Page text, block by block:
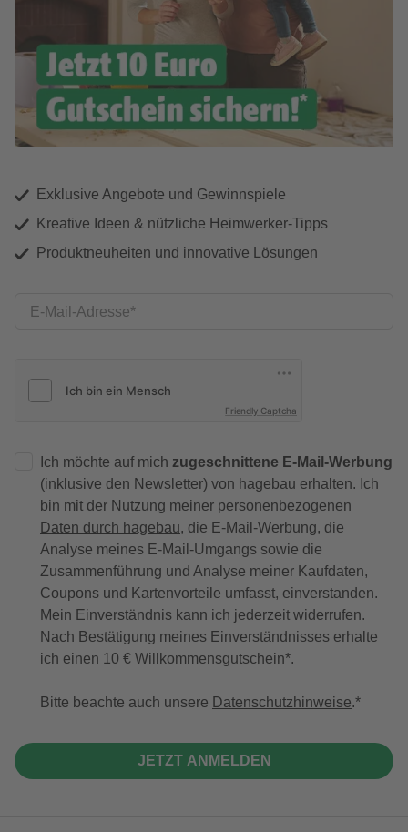
Exklusive Angebote und Gewinnspiele
Kreative Ideen & nützliche Heimwerker-Tipps
Produktneuheiten und innovative Lösungen
E-Mail-Adresse
Friendly Captcha
Ich möchte auf mich zugeschnittene E-Mail-Werbung
(inklusive den Newsletter) von hagebau erhalten. Ich
bin mit der Nutzung meiner personenbezogenen
Daten durch hagebau, die E-Mail-Werbung, die
Analyse meines E-Mail-Umgangs sowie die
Zusammenführung und Analyse meiner Kaufdaten,
Coupons und Kartenvorteile umfasst, einverstanden.
Mein Einverständnis kann ich jederzeit widerrufen.
Nach Bestätigung meines Einverständnisses erhalte
ich einen 10 € Willkommensgutschein*.
Bitte beachte auch unsere Datenschutzhinweise.
JETZT ANMELDEN